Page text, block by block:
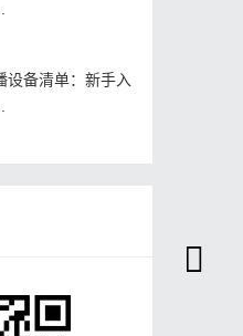
设备清单：新手入